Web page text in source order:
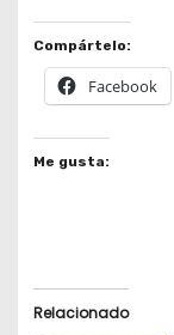
Compártelo:
Facebook
Me gusta:
Relacionado